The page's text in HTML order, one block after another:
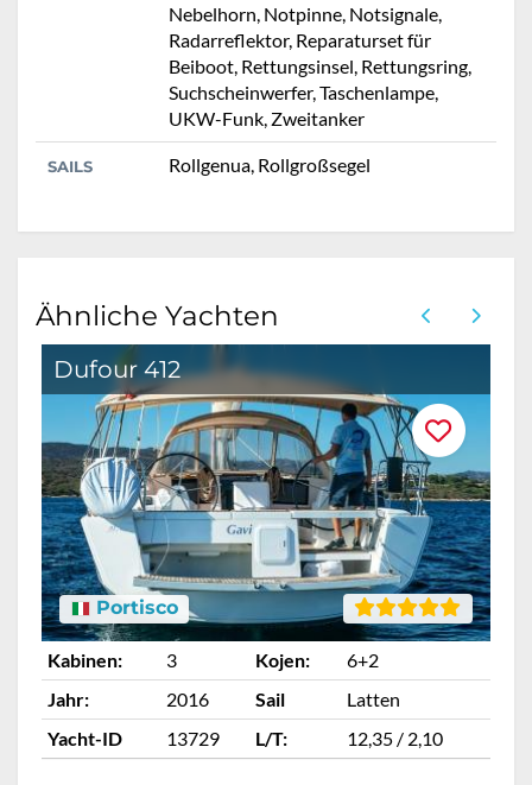
Nebelhorn, Notpinne, Notsignale,
Radarreflektor, Reparaturset für
Beiboot, Rettungsinsel, Rettungsring,
Suchscheinwerfer, Taschenlampe,
UKW-Funk, Zweitanker
SAILS Rollgenua, Rollgroßsegel
Ähnliche Yachten
Dufour 412
Portisco
Kabinen: 3 Kojen:
6+2
Jahr:
2016 Sail
Latten
Yacht-ID
13729 L/T: 12,35 / 2,10